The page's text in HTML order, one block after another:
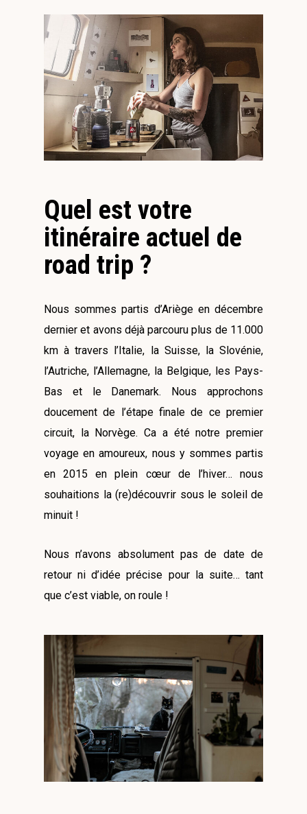
Quel est votre
itinéraire actuel de
road trip ?
Nous sommes partis d’Ariège en décembre
dernier et avons déjà parcouru plus de 11.000
km à travers l’Italie, la Suisse, la Slovénie,
l’Autriche, l’Allemagne, la Belgique, les Pays-
Bas et le Danemark. Nous approchons
doucement de l’étape finale de ce premier
circuit, la Norvège. Ca a été notre premier
voyage en amoureux, nous y sommes partis
en 2015 en plein cœur de l’hiver… nous
souhaitions la (re)découvrir sous le soleil de
minuit !
Nous n’avons absolument pas de date de
retour ni d’idée précise pour la suite… tant
que c’est viable, on roule !